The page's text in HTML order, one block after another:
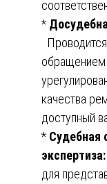
*
обращением
качества
доступный
* Судебная
экспертиза:
для